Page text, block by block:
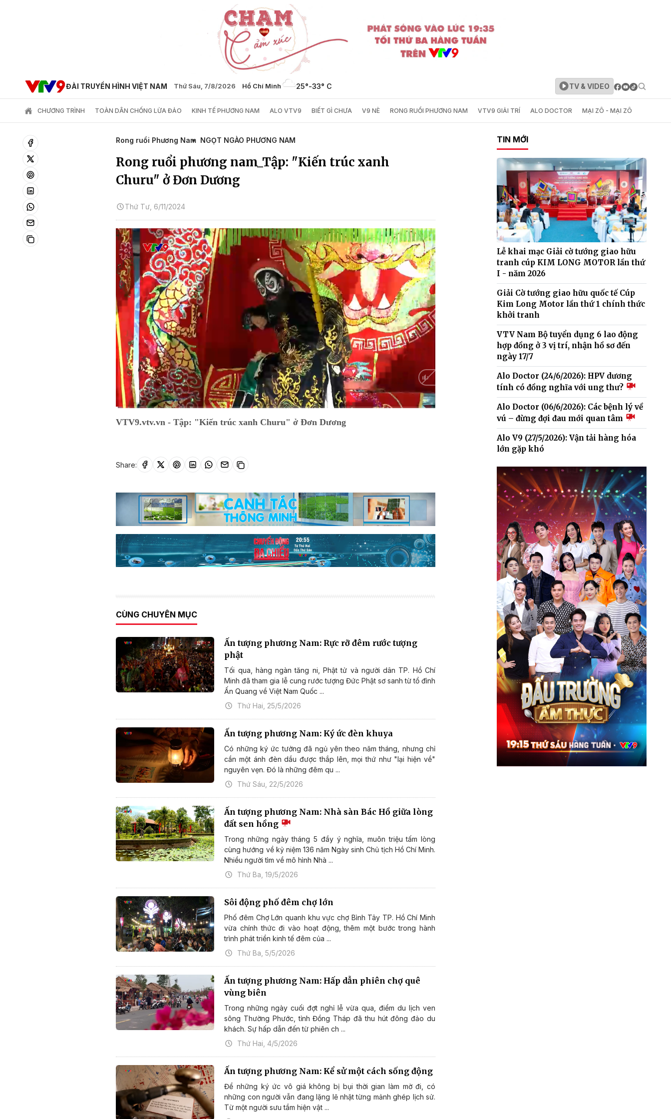
ĐÀI TRUYỀN HÌNH VIỆT NAM Thứ Sáu, 7/8/2026 Hồ Chí Minh 25°-33° C TV & VIDEO
CHƯƠNG TRÌNH TOÀN DÂN CHỐNG LỪA ĐẢO KINH TẾ PHƯƠNG NAM ALO VTV9 BIẾT GÌ CHƯA V9 NÈ RONG RUỔI PHƯƠNG NAM VTV9 GIẢI TRÍ ALO DOCTOR MẠI ZÔ - MẠI ZÔ
Rong ruổi Phương Nam NGỌT NGÀO PHƯƠNG NAM
Rong ruổi phương nam_Tập: "Kiến trúc xanh
Churu" ở Đơn Dương
Thứ Tư, 6/11/2024
VTV9.vtv.vn - Tập: "Kiến trúc xanh Churu" ở Đơn Dương
Share:
CÙNG CHUYÊN MỤC
Ấn tượng phương Nam: Rực rỡ đêm rước tượng
phật
Tối qua, hàng ngàn tăng ni, Phật tử và người dân TP. Hồ Chí
Minh đã tham gia lễ cung rước tượng Đức Phật sơ sanh từ tổ đình
Ấn Quang về Việt Nam Quốc ...
Thứ Hai, 25/5/2026
Ấn tượng phương Nam: Ký ức đèn khuya
Có những ký ức tưởng đã ngủ yên theo năm tháng, nhưng chỉ
cần một ánh đèn dầu được thắp lên, mọi thứ như "lại hiện về"
nguyên vẹn. Đó là những đêm qu ...
Thứ Sáu, 22/5/2026
Ấn tượng phương Nam: Nhà sàn Bác Hồ giữa lòng
đất sen hồng
Trong những ngày tháng 5 đầy ý nghĩa, muôn triệu tấm lòng
cùng hướng về kỷ niệm 136 năm Ngày sinh Chủ tịch Hồ Chí Minh.
Nhiều người tìm về mô hình Nhà ...
Thứ Ba, 19/5/2026
Sôi động phố đêm chợ lớn
Phố đêm Chợ Lớn quanh khu vực chợ Bình Tây TP. Hồ Chí Minh
vừa chính thức đi vào hoạt động, thêm một bước trong hành
trình phát triển kinh tế đêm của ...
Thứ Ba, 5/5/2026
Ấn tượng phương Nam: Hấp dẫn phiên chợ quê
vùng biên
Trong những ngày cuối đợt nghỉ lễ vừa qua, điểm du lịch ven
sông Thường Phước, tỉnh Đồng Tháp đã thu hút đông đảo du
khách. Sự hấp dẫn đến từ phiên ch ...
Thứ Hai, 4/5/2026
Ấn tượng phương Nam: Kể sử một cách sống động
Để những ký ức vô giá không bị bụi thời gian làm mờ đi, có
những con người vẫn đang lặng lẽ nhặt từng mảnh ghép lịch sử.
Từ một người sưu tầm hiện vật ...
TIN MỚI
Lễ khai mạc Giải cờ tướng giao hữu
tranh cúp KIM LONG MOTOR lần thứ
I - năm 2026
Giải Cờ tướng giao hữu quốc tế Cúp
Kim Long Motor lần thứ 1 chính thức
khởi tranh
VTV Nam Bộ tuyển dụng 6 lao động
hợp đồng ở 3 vị trí, nhận hồ sơ đến
ngày 17/7
Alo Doctor (24/6/2026): HPV dương
tính có đồng nghĩa với ung thư?
Alo Doctor (06/6/2026): Các bệnh lý về
vú – đừng đợi đau mới quan tâm
Alo V9 (27/5/2026): Vận tải hàng hóa
lớn gặp khó